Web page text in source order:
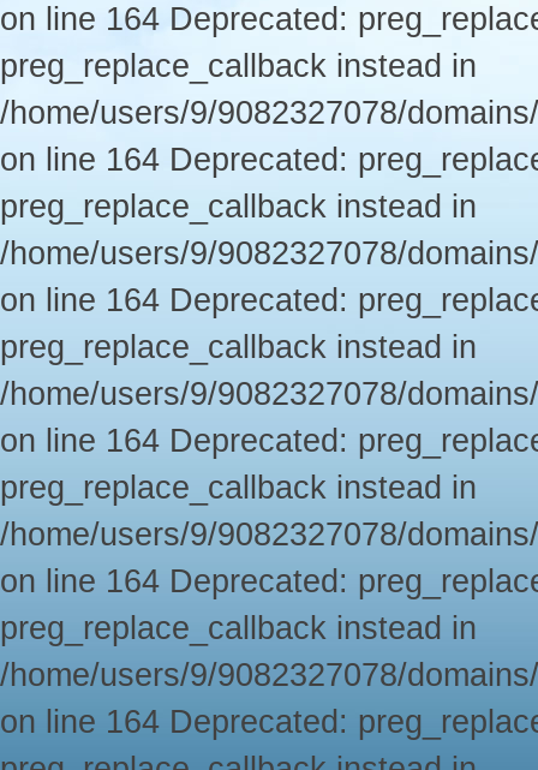
on line 164 Deprecated:
preg_replace_callback instead in
/home/users/9/9082327078/
on line 164 Deprecated:
preg_replace_callback instead in
/home/users/9/9082327078/
on line 164 Deprecated:
preg_replace_callback instead in
/home/users/9/9082327078/
on line 164 Deprecated:
preg_replace_callback instead in
/home/users/9/9082327078/
on line 164 Deprecated:
preg_replace_callback instead in
/home/users/9/9082327078/
on line 164 Deprecated: